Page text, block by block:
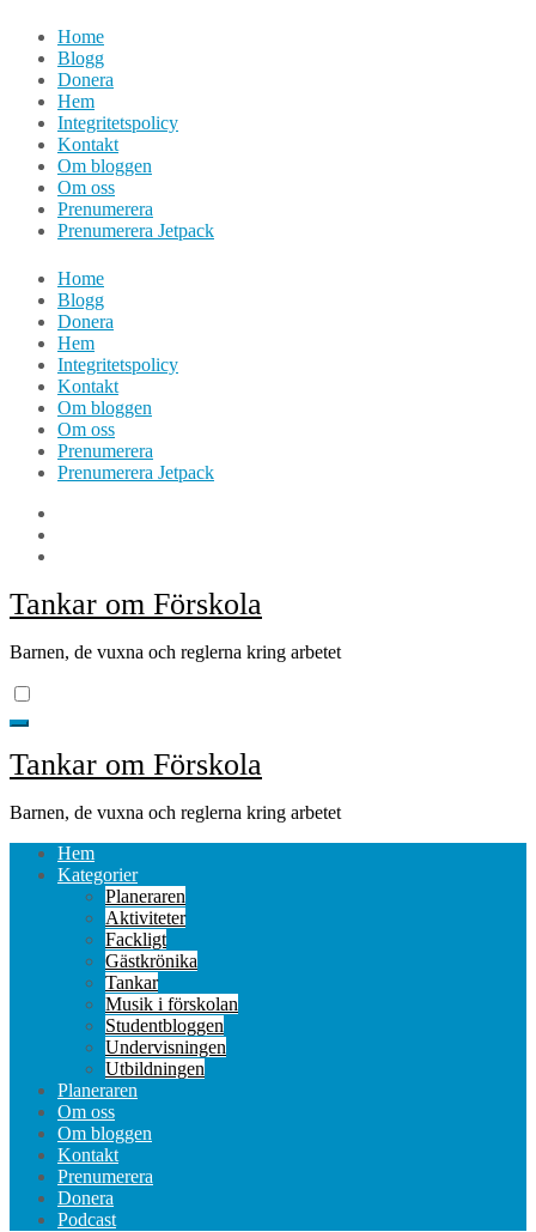
Hoppa
innehåll
Home
Blogg
Donera
Hem
Integritetspolicy
Kontakt
Om bloggen
Om oss
Prenumerera
Prenumerera Jetpack
Home
Blogg
Donera
Hem
Integritetspolicy
Kontakt
Om bloggen
Om oss
Prenumerera
Prenumerera Jetpack
Tankar om Förskola
Barnen, de vuxna och reglerna kring arbetet
Tankar om Förskola
Barnen, de vuxna och reglerna kring arbetet
Hem
Kategorier
Planeraren
Aktiviteter
Fackligt
Gästkrönika
Tankar
Musik i förskolan
Studentbloggen
Undervisningen
Utbildningen
Planeraren
Om oss
Om bloggen
Kontakt
Prenumerera
Donera
Podcast